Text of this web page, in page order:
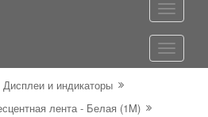
Дисплеи и индикаторы
лента - Белая (1M)